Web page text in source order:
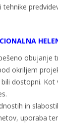
okriljem
dostopni.
in
uporaba